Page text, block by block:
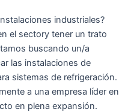
industriales?
el sectory tener un trato
buscando un/a
las instalaciones de
sistemas de refrigeración.
a una empresa líder en
en plena expansión.